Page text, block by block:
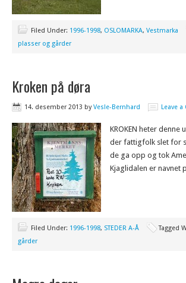
Filed Under: 1996-1998, OSLOMARKA, Vestmarka
plasser og gårder
Kroken på døra
14. desember 2013 byVesle-Bernhard Leave
KROKEN heter denne
der fattigfolk slet for
de ga opp og tok
Kjaglidalen er navnet
Filed Under: 1996-1998, STEDER A-Å Tagged
gårder